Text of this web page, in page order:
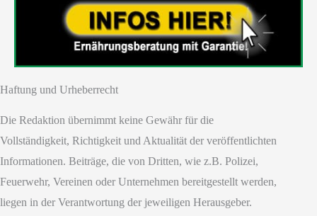
Haftung und Urheberrecht
Die Redaktion übernimmt keine Gewähr für die
Vollständigkeit, Richtigkeit und Aktualität der veröffentlichten
Informationen. Beiträge, die von Dritten, wie z.B. Polizei,
Feuerwehr, Vereinen oder Unternehmen bereitgestellt werden,
liegen in der Verantwortung der jeweiligen Herausgeber.